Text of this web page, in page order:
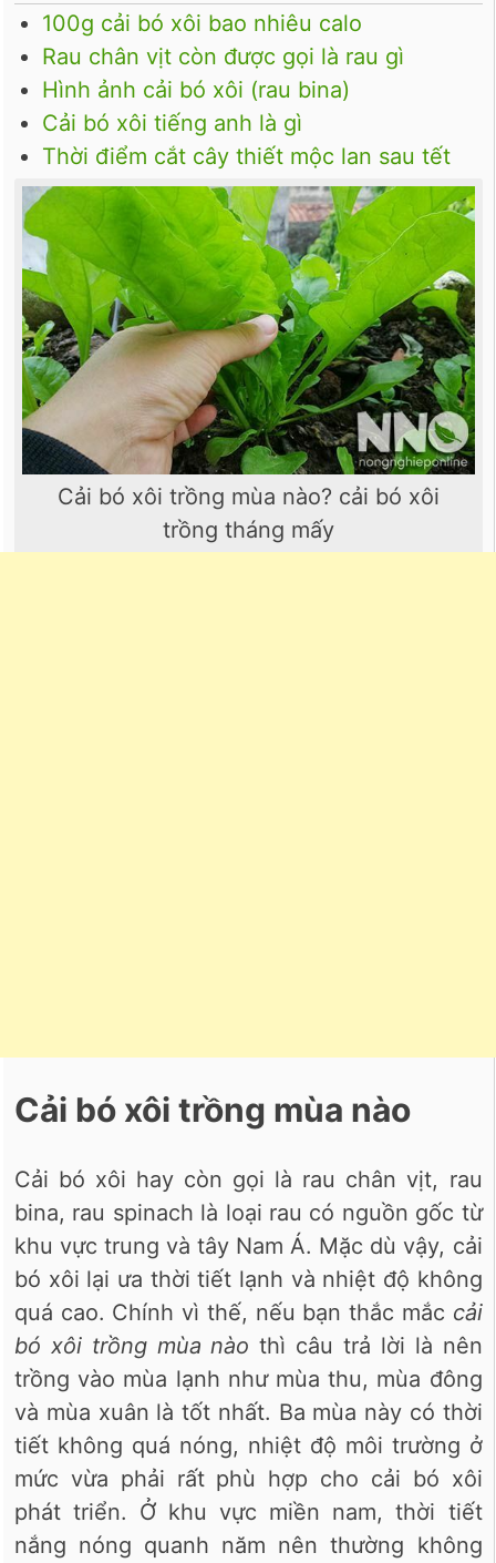
100g cải bó xôi bao nhiêu calo
Rau chân vịt còn được gọi là rau gì
Hình ảnh cải bó xôi (rau bina)
Cải bó xôi tiếng anh là gì
Thời điểm cắt cây thiết mộc lan sau tết
Cải bó xôi trồng mùa nào? cải bó xôi
trồng tháng mấy
Cải bó xôi trồng mùa nào
Cải bó xôi hay còn gọi là rau chân vịt, rau
bina, rau spinach là loại rau có nguồn gốc từ
khu vực trung và tây Nam Á. Mặc dù vậy, cải
bó xôi lại ưa thời tiết lạnh và nhiệt độ không
quá cao. Chính vì thế, nếu bạn thắc mắc cải
bó xôi trồng mùa nào thì câu trả lời là nên
trồng vào mùa lạnh như mùa thu, mùa đông
và mùa xuân là tốt nhất. Ba mùa này có thời
tiết không quá nóng, nhiệt độ môi trường ở
mức vừa phải rất phù hợp cho cải bó xôi
phát triển. Ở khu vực miền nam, thời tiết
nắng nóng quanh năm nên thường không